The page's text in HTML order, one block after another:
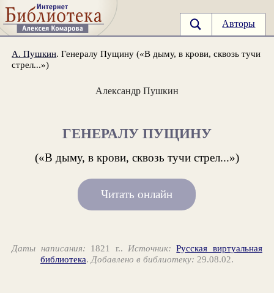
Авторы
А. Пушкин. Генералу Пущину («В дыму, в крови, сквозь тучи
стрел...»)
Александр Пушкин
ГЕНЕРАЛУ ПУЩИНУ
(«В дыму, в крови, сквозь тучи стрел...»)
Читать онлайн
Даты написания: 1821 г.. Источник: Русская виртуальная
библиотека. Добавлено в библиотеку: 29.08.02.